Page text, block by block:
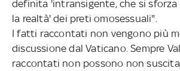
definita 'intransigente, che si sforza
la realtà' dei preti omosessuali".
I fatti raccontati non vengono più
discussione dal Vaticano. Sempre
raccontati non possono non